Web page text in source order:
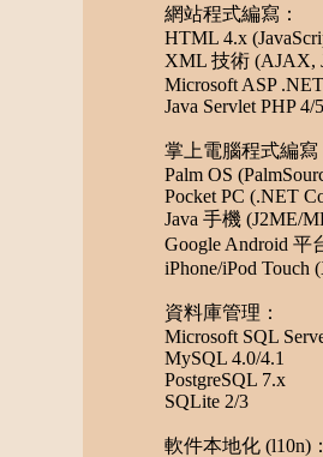
網站程式編寫：
HTML 4.x
XML 技術 (AJAX,
Microsoft ASP
Java Servlet PHP 4/5
掌上電腦程式編寫
Palm OS
Pocket PC (.NET
Java 手機 (J2ME/
Google Android 平
iPhone/iPod Touch
資料庫管理：
Microsoft SQL
MySQL 4.0/4.1
PostgreSQL 7.x
SQLite 2/3
軟件本地化 (l10n)